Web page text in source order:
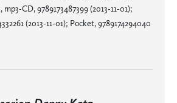
mp3-CD, 9789173487399 (2013-11-01);
(2013-11-01); Pocket, 9789174294040